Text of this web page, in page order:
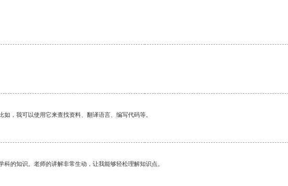
，我可以使用它来查找资料、翻译语言、编写代码等。
的知识。老师的讲解非常生动，让我能够轻松理解知识点。